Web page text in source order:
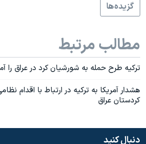
گزيده‌ها
مطالب مرتبط
ترکيه طرح حمله به شورشيان کرد در عراق را
هشدار آمريکا به ترکيه در ارتباط با اقدام
کردستان عراق
دنبال کنید